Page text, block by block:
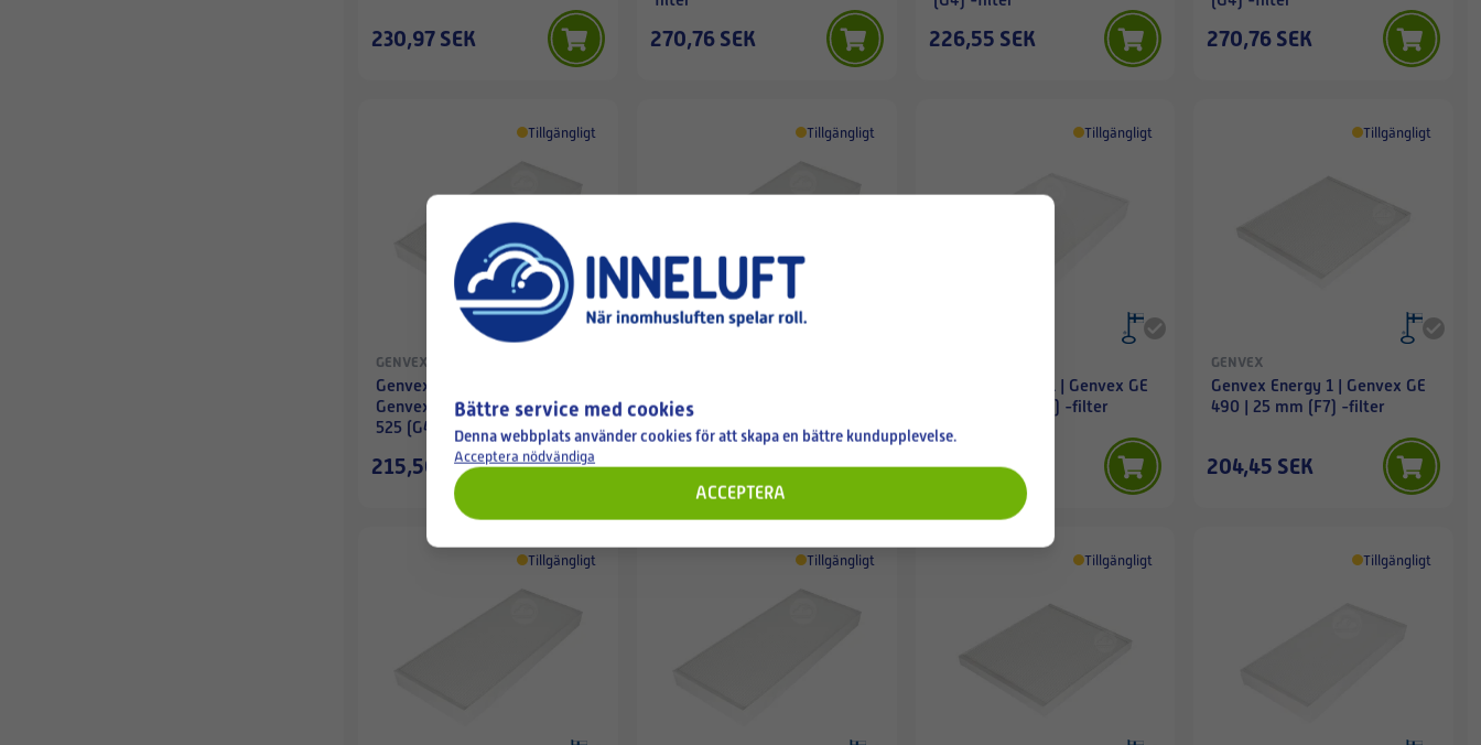
230,97 SEK 270,76 SEK 226,55 SEK 270,76 SEK
Tillgängligt
GENVEX
Genvex GE Premium 2 |
Genvex GE 420 | Genvex GE
525 (G4) -filter
215,50 SEK
Tillgängligt
Genvex GE 420 | Genvex GE
525 (F7) -filter
281,81 SEK
Tillgängligt
Genvex Energy 1 | Genvex GE
490 | 48 mm (F7) -filter
226,55 SEK
Tillgängligt
GENVEX
Genvex Energy 1 | Genvex GE
490 | 25 mm (F7) -filter
204,45 SEK
Tillgängligt Tillgängligt Tillgängligt Tillgängligt
Bättre service med cookies
Denna webbplats använder cookies för att skapa en bättre kundupplevelse.
Acceptera nödvändiga
ACCEPTERA